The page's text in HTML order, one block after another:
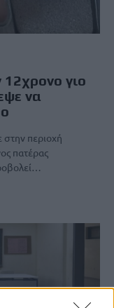
γιο
να
περιοχή
πατέρας